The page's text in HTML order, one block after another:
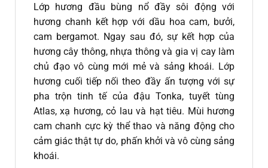
Lớp hương đầu bùng nổ đầy sôi động với
hương chanh kết hợp với dầu hoa cam, bưởi,
cam bergamot. Ngay sau đó, sự kết hợp của
hương cây thông, nhựa thông và gia vị cay làm
chủ đạo vô cùng mới mẻ và sảng khoái. Lớp
hương cuối tiếp nối theo đầy ấn tượng với sự
pha trộn tinh tế của đậu Tonka, tuyết tùng
Atlas, xạ hương, cỏ lau và hạt tiêu. Mùi hương
cam chanh cực kỳ thể thao và năng động cho
cảm giác thật tự do, phấn khởi và vô cùng sảng
khoái.